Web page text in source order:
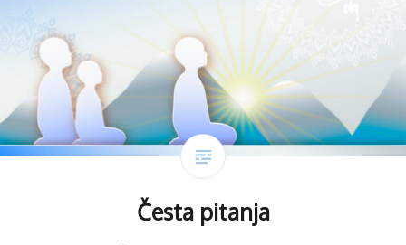
Česta pitanja